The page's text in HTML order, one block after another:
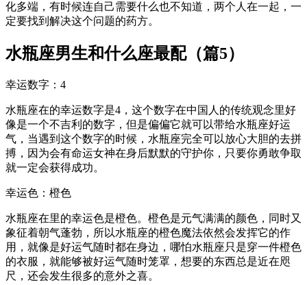
化多端，有时候连自己需要什么也不知道，两个人在一起，一
定要找到解决这个问题的药方。
水瓶座男生和什么座最配（篇5）
幸运数字：4
水瓶座在的幸运数字是4，这个数字在中国人的传统观念里好
像是一个不吉利的数字，但是偏偏它就可以带给水瓶座好运
气，当遇到这个数字的时候，水瓶座完全可以放心大胆的去拼
搏，因为会有命运女神在身后默默的守护你，只要你勇敢争取
就一定会获得成功。
幸运色：橙色
水瓶座在里的幸运色是橙色。橙色是元气满满的颜色，同时又
象征着朝气蓬勃，所以水瓶座的橙色魔法依然会发挥它的作
用，就像是好运气随时都在身边，哪怕水瓶座只是穿一件橙色
的衣服，就能够被好运气随时笼罩，想要的东西总是近在咫
尺，还会发生很多的意外之喜。